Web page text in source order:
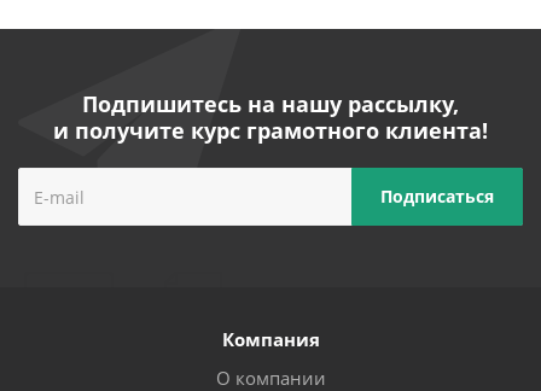
Подпишитесь на нашу рассылку,
и получите курс грамотного клиента!
Компания
О компании